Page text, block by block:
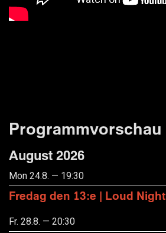
Programmvorschau
August 2026
Mon 24.8. — 19:30
Fredag den 13:e | Loud Night
Fr. 28.8. — 20:30